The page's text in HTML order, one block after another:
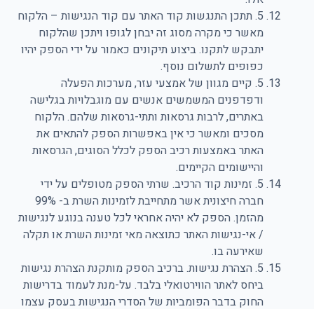
5. תתכן התנגשות קוד האתר עם קוד הנגישות – הלקוח
מאשר כי מקרה מסוג זה יבחן לגופו ויתכן שהלקוח
יתבקש לתקנו. ביצוע תיקונים כאמור על ידי הספק יהיו
כפופים לתשלום נוסף.
5. קיים מגוון של אמצעי עזר, מערכות הפעלה
ודפדפנים המשמשים אנשים עם מוגבלויות בגלישה
באתרים, לרבות גרסאות ותתי-גרסאות שלהם. הלקוח
מסכים ומאשר כי אין באפשרות הספק להתאים את
האתר באמצעות רכיב הספק לכלל הסוגים, הגרסאות
והיישומים הקיימים.
5. זמינות קוד הרכיב. שרתי הספק מטופלים על ידי
חברה חיצונית אשר מתחייבת לזמינות השרת ב- 99%
מהזמן. הספק לא יהיה אחראי לכל טענה בנוגע לנגישות
/ אי-נגישות האתר כתוצאה מאי זמינות השרת או תקלה
שאירעה בו.
5. הצהרת נגישות. ברכיב הספק מותקנת הצהרת נגישות
ביחס לאתר הווירטואלי בלבד. על-מנת לעמוד בדרישות
החוק בדבר הפומביות של הסדרי הנגישות בעסק עצמו